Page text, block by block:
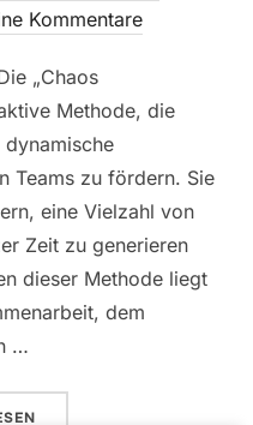
Kommentare
„Chaos
Methode, die
Teams zu fördern. Sie
eine Vielzahl von
Zeit zu generieren
dieser Methode liegt
dem
…
„1: KOLLEGIALE